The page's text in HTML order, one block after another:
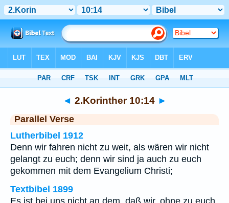
◄ 2.Korinther 10:14 ►
Parallel Verse
Lutherbibel 1912
Denn wir fahren nicht zu weit, als wären wir nicht
gelangt zu euch; denn wir sind ja auch zu euch
gekommen mit dem Evangelium Christi;
Textbibel 1899
Es ist bei uns nicht an dem, daß wir, ohne zu euch